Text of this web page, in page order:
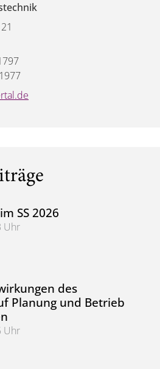
SS 2026
Uhr
des
Planung und Betrieb
Uhr
des Klimawandels auf